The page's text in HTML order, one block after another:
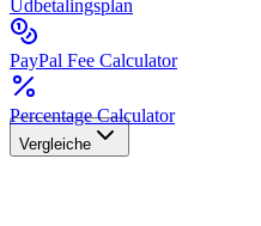
Udbetalingsplan
PayPal Fee Calculator
Percentage Calculator
Vergleiche